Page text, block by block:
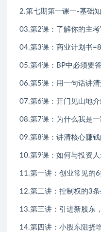
2.第七期第一课一-基础
03.第2课：了解你的主
04.第3课：商业计划书
05.第4课：BP中必须要
06.第5课：用一句话讲清
07.第6课：开门见山地
08.第7课：为什么我是
09.第8课：讲清核心赚
10.第9课：如何与投资
11.第一讲：创业常见的
12.第二讲：控制权的3
13.第三讲：引进新股东
14.第四讲：小股东阻挠